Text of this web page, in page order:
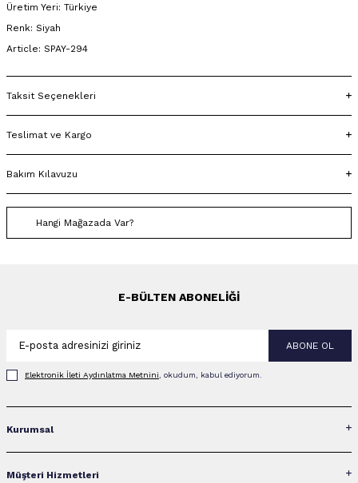
Üretim Yeri: Türkiye
Renk: Siyah
Article: SPAY-294
Taksit Seçenekleri
Teslimat ve Kargo
Bakım Kılavuzu
Hangi Mağazada Var?
E-BÜLTEN ABONELIĞI
ABONE OL
Elektronik İleti Aydınlatma Metni‌ni , okudum, kabul ediyorum.
Kurumsal
Müşteri Hizmetleri